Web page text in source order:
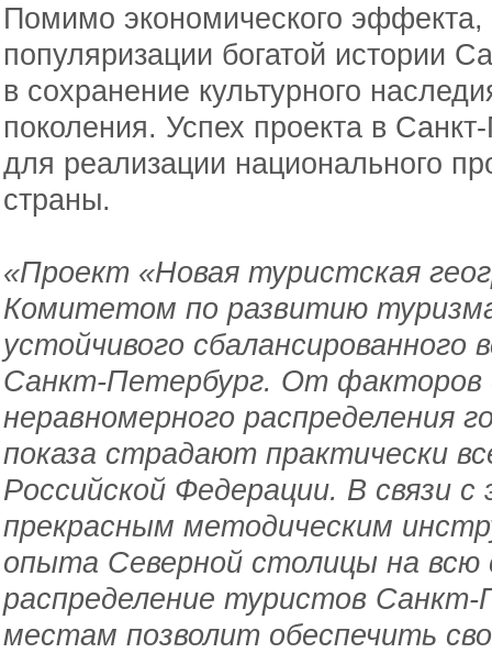
Помимо экономического эффекта,
популяризации богатой истории
в сохранение культурного
поколения. Успех проекта в
для реализации национального
страны.
«Проект «Новая туристская
Комитетом по развитию
устойчивого сбалансированного
Санкт-Петербург. От факторов
неравномерного распределения
показа страдают практически
Российской Федерации. В связи
прекрасным методическим
опыта Северной столицы на всю
распределение туристов
местам позволит обеспечить